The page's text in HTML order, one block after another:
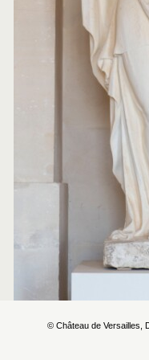
© Château de Versailles,